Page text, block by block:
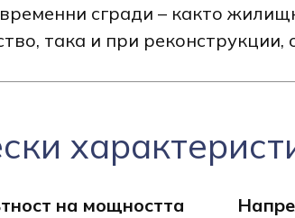
сгради – както
така и при
на мощността